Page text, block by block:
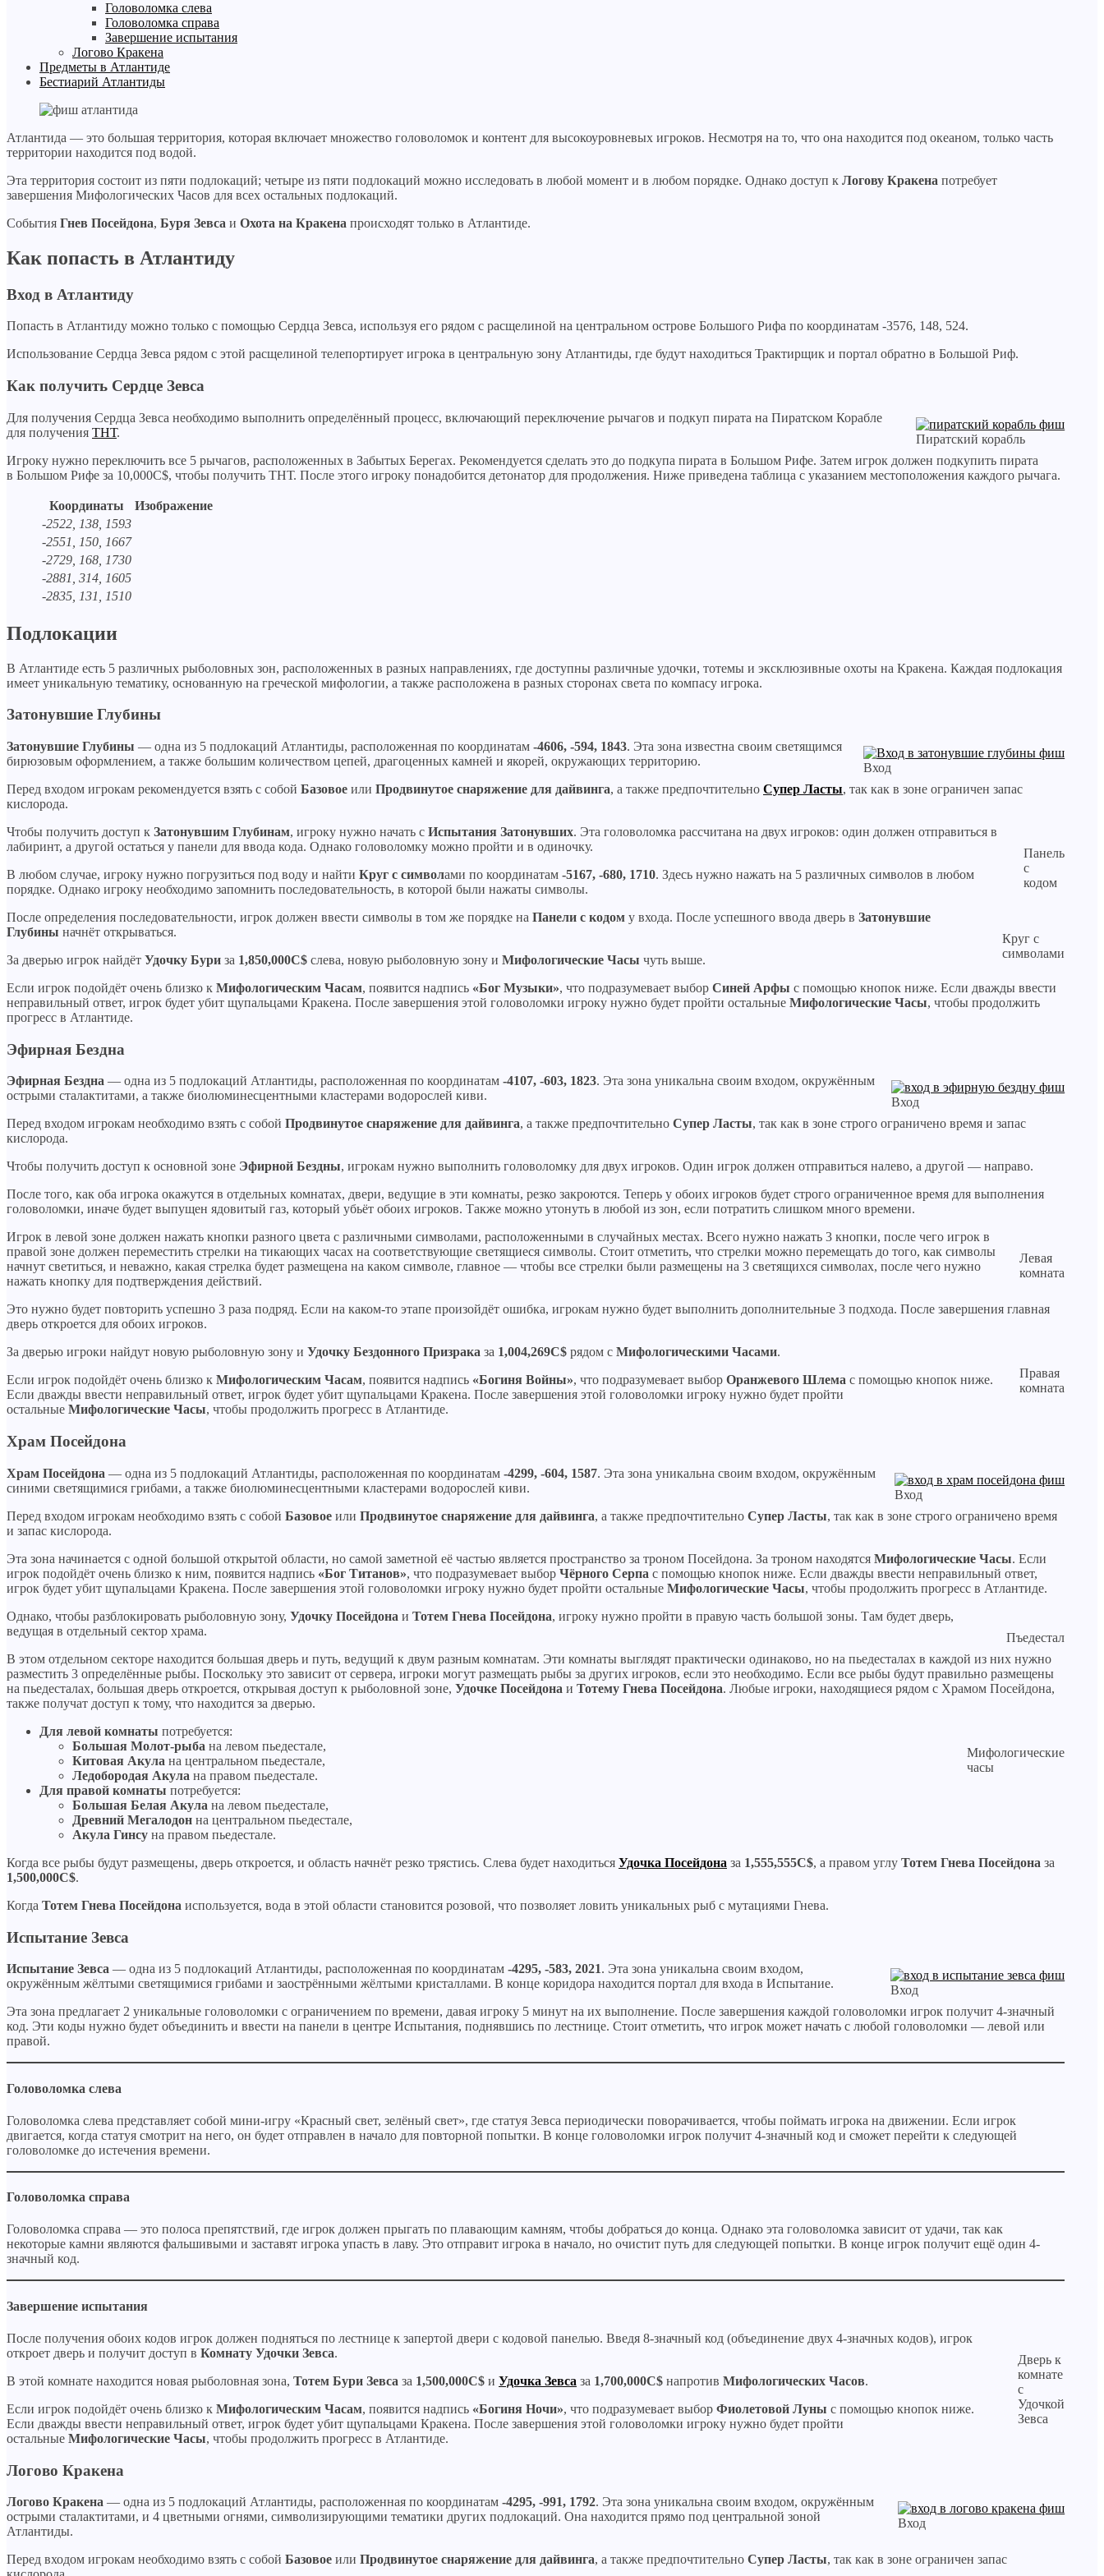
Головоломка слева
Головоломка справа
Завершение испытания
Логово Кракена
Предметы в Атлантиде
Бестиарий Атлантиды
Атлантида — это большая территория, которая включает множество головоломок и контент для высокоуровневых игроков. Несмотря на то, что она находится под океаном, только часть
территории находится под водой.
Эта территория состоит из пяти подлокаций; четыре из пяти подлокаций можно исследовать в любой момент и в любом порядке. Однако доступ к Логову Кракена потребует
завершения Мифологических Часов для всех остальных подлокаций.
События Гнев Посейдона, Буря Зевса и Охота на Кракена происходят только в Атлантиде.
Как попасть в Атлантиду
Вход в Атлантиду
Попасть в Атлантиду можно только с помощью Сердца Зевса, используя его рядом с расщелиной на центральном острове Большого Рифа по координатам -3576, 148, 524.
Использование Сердца Зевса рядом с этой расщелиной телепортирует игрока в центральную зону Атлантиды, где будут находиться Трактирщик и портал обратно в Большой Риф.
Как получить Сердце Зевса
Пиратский корабль
Для получения Сердца Зевса необходимо выполнить определённый процесс, включающий переключение рычагов и подкуп пирата на Пиратском Корабле
для получения ТНТ.
Игроку нужно переключить все 5 рычагов, расположенных в Забытых Берегах. Рекомендуется сделать это до подкупа пирата в Большом Рифе. Затем игрок должен подкупить пирата
в Большом Рифе за 10,000C$, чтобы получить ТНТ. После этого игроку понадобится детонатор для продолжения. Ниже приведена таблица с указанием местоположения каждого рычага.
Координаты
Изображение
-2522, 138, 1593
-2551, 150, 1667
-2729, 168, 1730
-2881, 314, 1605
-2835, 131, 1510
Подлокации
В Атлантиде есть 5 различных рыболовных зон, расположенных в разных направлениях, где доступны различные удочки, тотемы и эксклюзивные охоты на Кракена. Каждая подлокация
имеет уникальную тематику, основанную на греческой мифологии, а также расположена в разных сторонах света по компасу игрока.
Затонувшие Глубины
Вход
Затонувшие Глубины — одна из 5 подлокаций Атлантиды, расположенная по координатам -4606, -594, 1843. Эта зона известна своим светящимся
бирюзовым оформлением, а также большим количеством цепей, драгоценных камней и якорей, окружающих территорию.
Перед входом игрокам рекомендуется взять с собой Базовое или Продвинутое снаряжение для дайвинга, а также предпочтительно Супер Ласты, так как в зоне ограничен запас
кислорода.
Панель
с
кодом
Чтобы получить доступ к Затонувшим Глубинам, игроку нужно начать с Испытания Затонувших. Эта головоломка рассчитана на двух игроков: один должен отправиться в
лабиринт, а другой остаться у панели для ввода кода. Однако головоломку можно пройти и в одиночку.
В любом случае, игроку нужно погрузиться под воду и найти Круг с символами по координатам -5167, -680, 1710. Здесь нужно нажать на 5 различных символов в любом
порядке. Однако игроку необходимо запомнить последовательность, в которой были нажаты символы.
Круг с
символами
После определения последовательности, игрок должен ввести символы в том же порядке на Панели с кодом у входа. После успешного ввода дверь в Затонувшие
Глубины начнёт открываться.
За дверью игрок найдёт Удочку Бури за 1,850,000C$ слева, новую рыболовную зону и Мифологические Часы чуть выше.
Если игрок подойдёт очень близко к Мифологическим Часам, появится надпись «Бог Музыки», что подразумевает выбор Синей Арфы с помощью кнопок ниже. Если дважды ввести
неправильный ответ, игрок будет убит щупальцами Кракена. После завершения этой головоломки игроку нужно будет пройти остальные Мифологические Часы, чтобы продолжить
прогресс в Атлантиде.
Эфирная Бездна
Вход
Эфирная Бездна — одна из 5 подлокаций Атлантиды, расположенная по координатам -4107, -603, 1823. Эта зона уникальна своим входом, окружённым
острыми сталактитами, а также биолюминесцентными кластерами водорослей киви.
Перед входом игрокам необходимо взять с собой Продвинутое снаряжение для дайвинга, а также предпочтительно Супер Ласты, так как в зоне строго ограничено время и запас
кислорода.
Чтобы получить доступ к основной зоне Эфирной Бездны, игрокам нужно выполнить головоломку для двух игроков. Один игрок должен отправиться налево, а другой — направо.
После того, как оба игрока окажутся в отдельных комнатах, двери, ведущие в эти комнаты, резко закроются. Теперь у обоих игроков будет строго ограниченное время для выполнения
головоломки, иначе будет выпущен ядовитый газ, который убьёт обоих игроков. Также можно утонуть в любой из зон, если потратить слишком много времени.
Левая
комната
Игрок в левой зоне должен нажать кнопки разного цвета с различными символами, расположенными в случайных местах. Всего нужно нажать 3 кнопки, после чего игрок в
правой зоне должен переместить стрелки на тикающих часах на соответствующие светящиеся символы. Стоит отметить, что стрелки можно перемещать до того, как символы
начнут светиться, и неважно, какая стрелка будет размещена на каком символе, главное — чтобы все стрелки были размещены на 3 светящихся символах, после чего нужно
нажать кнопку для подтверждения действий.
Это нужно будет повторить успешно 3 раза подряд. Если на каком-то этапе произойдёт ошибка, игрокам нужно будет выполнить дополнительные 3 подхода. После завершения главная
дверь откроется для обоих игроков.
Правая
комната
За дверью игроки найдут новую рыболовную зону и Удочку Бездонного Призрака за 1,004,269C$ рядом с Мифологическими Часами.
Если игрок подойдёт очень близко к Мифологическим Часам, появится надпись «Богиня Войны», что подразумевает выбор Оранжевого Шлема с помощью кнопок ниже.
Если дважды ввести неправильный ответ, игрок будет убит щупальцами Кракена. После завершения этой головоломки игроку нужно будет пройти
остальные Мифологические Часы, чтобы продолжить прогресс в Атлантиде.
Храм Посейдона
Вход
Храм Посейдона — одна из 5 подлокаций Атлантиды, расположенная по координатам -4299, -604, 1587. Эта зона уникальна своим входом, окружённым
синими светящимися грибами, а также биолюминесцентными кластерами водорослей киви.
Перед входом игрокам необходимо взять с собой Базовое или Продвинутое снаряжение для дайвинга, а также предпочтительно Супер Ласты, так как в зоне строго ограничено время
и запас кислорода.
Эта зона начинается с одной большой открытой области, но самой заметной её частью является пространство за троном Посейдона. За троном находятся Мифологические Часы. Если
игрок подойдёт очень близко к ним, появится надпись «Бог Титанов», что подразумевает выбор Чёрного Серпа с помощью кнопок ниже. Если дважды ввести неправильный ответ,
игрок будет убит щупальцами Кракена. После завершения этой головоломки игроку нужно будет пройти остальные Мифологические Часы, чтобы продолжить прогресс в Атлантиде.
Пъедестал
Однако, чтобы разблокировать рыболовную зону, Удочку Посейдона и Тотем Гнева Посейдона, игроку нужно пройти в правую часть большой зоны. Там будет дверь,
ведущая в отдельный сектор храма.
В этом отдельном секторе находится большая дверь и путь, ведущий к двум разным комнатам. Эти комнаты выглядят практически одинаково, но на пьедесталах в каждой из них нужно
разместить 3 определённые рыбы. Поскольку это зависит от сервера, игроки могут размещать рыбы за других игроков, если это необходимо. Если все рыбы будут правильно размещены
на пьедесталах, большая дверь откроется, открывая доступ к рыболовной зоне, Удочке Посейдона и Тотему Гнева Посейдона. Любые игроки, находящиеся рядом с Храмом Посейдона,
также получат доступ к тому, что находится за дверью.
Мифологические
часы
Для левой комнаты потребуется:
Большая Молот-рыба на левом пьедестале,
Китовая Акула на центральном пьедестале,
Ледобородая Акула на правом пьедестале.
Для правой комнаты потребуется:
Большая Белая Акула на левом пьедестале,
Древний Мегалодон на центральном пьедестале,
Акула Гинсу на правом пьедестале.
Когда все рыбы будут размещены, дверь откроется, и область начнёт резко трястись. Слева будет находиться Удочка Посейдона за 1,555,555C$, а правом углу Тотем Гнева Посейдона за
1,500,000C$.
Когда Тотем Гнева Посейдона используется, вода в этой области становится розовой, что позволяет ловить уникальных рыб с мутациями Гнева.
Испытание Зевса
Вход
Испытание Зевса — одна из 5 подлокаций Атлантиды, расположенная по координатам -4295, -583, 2021. Эта зона уникальна своим входом,
окружённым жёлтыми светящимися грибами и заострёнными жёлтыми кристаллами. В конце коридора находится портал для входа в Испытание.
Эта зона предлагает 2 уникальные головоломки с ограничением по времени, давая игроку 5 минут на их выполнение. После завершения каждой головоломки игрок получит 4-значный
код. Эти коды нужно будет объединить и ввести на панели в центре Испытания, поднявшись по лестнице. Стоит отметить, что игрок может начать с любой головоломки — левой или
правой.
Головоломка слева
Головоломка слева представляет собой мини-игру «Красный свет, зелёный свет», где статуя Зевса периодически поворачивается, чтобы поймать игрока на движении. Если игрок
двигается, когда статуя смотрит на него, он будет отправлен в начало для повторной попытки. В конце головоломки игрок получит 4-значный код и сможет перейти к следующей
головоломке до истечения времени.
Головоломка справа
Головоломка справа — это полоса препятствий, где игрок должен прыгать по плавающим камням, чтобы добраться до конца. Однако эта головоломка зависит от удачи, так как
некоторые камни являются фальшивыми и заставят игрока упасть в лаву. Это отправит игрока в начало, но очистит путь для следующей попытки. В конце игрок получит ещё один 4-
значный код.
Завершение испытания
Дверь к
комнате
с
Удочкой
Зевса
После получения обоих кодов игрок должен подняться по лестнице к запертой двери с кодовой панелью. Введя 8-значный код (объединение двух 4-значных кодов), игрок
откроет дверь и получит доступ в Комнату Удочки Зевса.
В этой комнате находится новая рыболовная зона, Тотем Бури Зевса за 1,500,000C$ и Удочка Зевса за 1,700,000C$ напротив Мифологических Часов.
Если игрок подойдёт очень близко к Мифологическим Часам, появится надпись «Богиня Ночи», что подразумевает выбор Фиолетовой Луны с помощью кнопок ниже.
Если дважды ввести неправильный ответ, игрок будет убит щупальцами Кракена. После завершения этой головоломки игроку нужно будет пройти
остальные Мифологические Часы, чтобы продолжить прогресс в Атлантиде.
Логово Кракена
Вход
Логово Кракена — одна из 5 подлокаций Атлантиды, расположенная по координатам -4295, -991, 1792. Эта зона уникальна своим входом, окружённым
острыми сталактитами, и 4 цветными огнями, символизирующими тематики других подлокаций. Она находится прямо под центральной зоной
Атлантиды.
Перед входом игрокам необходимо взять с собой Базовое или Продвинутое снаряжение для дайвинга, а также предпочтительно Супер Ласты, так как в зоне ограничен запас